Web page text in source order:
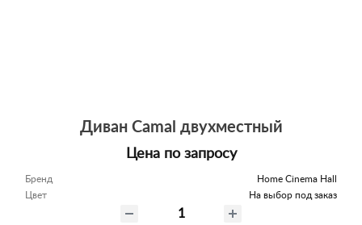
Диван Camal двухместный
Цена по запросу
Бренд
Home Cinema Hall
Цвет
На выбор под заказ